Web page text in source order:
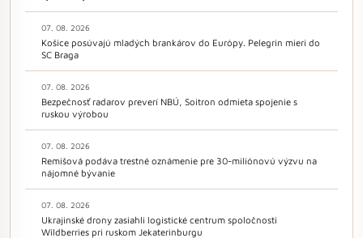
07. 08. 2026
Košice posúvajú mladých brankárov do Európy. Pelegrin mieri do
SC Braga
07. 08. 2026
Bezpečnosť radarov preverí NBÚ, Soitron odmieta spojenie s
ruskou výrobou
07. 08. 2026
Remišová podáva trestné oznámenie pre 30-miliónovú výzvu na
nájomné bývanie
07. 08. 2026
Ukrajinské drony zasiahli logistické centrum spoločnosti
Wildberries pri ruskom Jekaterinburgu